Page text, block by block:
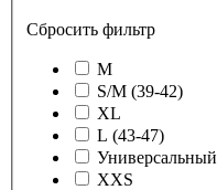
Сбросить фильтр
M
S/M (39-42)
XL
L (43-47)
Универсальный
XXS